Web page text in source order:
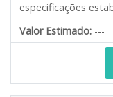
especificações
Valor Estimado: ---